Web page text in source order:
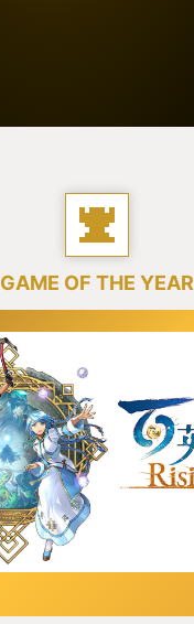
GAME OF THE YEAR